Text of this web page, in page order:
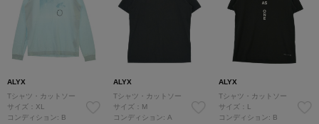
ALYX
Tシャツ・カットソー
サイズ：XL
コンディション: B
ALYX
Tシャツ・カットソー
サイズ：M
コンディション: A
ALYX
Tシャツ・カットソー
サイズ：L
コンディション: B